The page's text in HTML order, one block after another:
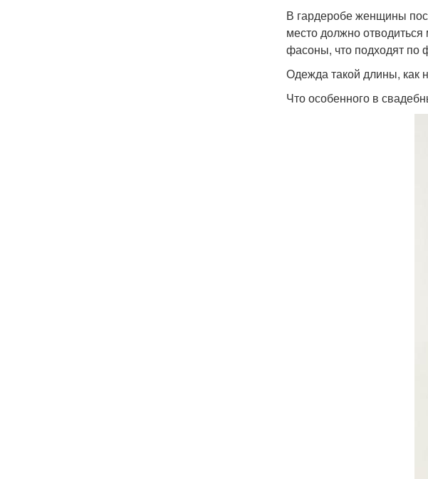
В гардеробе женщины
место должно
фасоны, что подходят по
Одежда такой длины, как
Что особенного в